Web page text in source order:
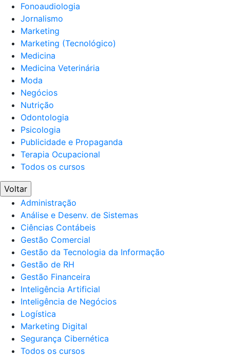
Fonoaudiologia
Jornalismo
Marketing
Marketing (Tecnológico)
Medicina
Medicina Veterinária
Moda
Negócios
Nutrição
Odontologia
Psicologia
Publicidade e Propaganda
Terapia Ocupacional
Todos os cursos
Voltar
Administração
Análise e Desenv. de Sistemas
Ciências Contábeis
Gestão Comercial
Gestão da Tecnologia da Informação
Gestão de RH
Gestão Financeira
Inteligência Artificial
Inteligência de Negócios
Logística
Marketing Digital
Segurança Cibernética
Todos os cursos